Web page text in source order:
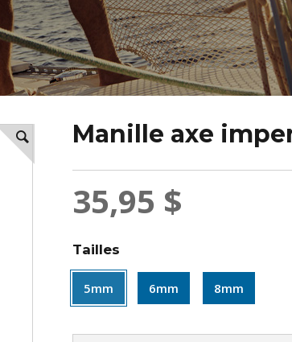
Manille axe
35,95 $
Tailles
5mm 6mm 8mm